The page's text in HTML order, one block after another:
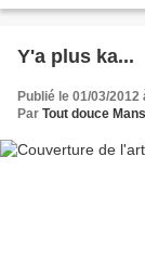
Y'a plus ka...
Publié le 01/03/2012
Par Tout douce Mans